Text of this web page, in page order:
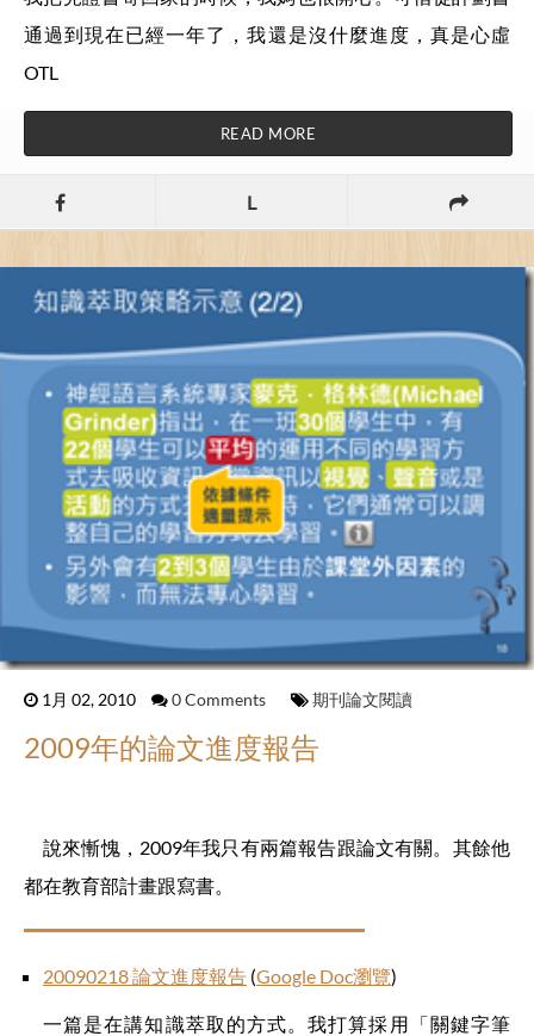
通過到現在已經一年了，我還是沒什麼進度，真是心虛
OTL
READ MORE
L
1月 02, 2010 0 Comments 期刊論文閱讀
2009年的論文進度報告
說來慚愧，2009年我只有兩篇報告跟論文有關。其餘他
都在教育部計畫跟寫書。
20090218 論文進度報告 (Google Doc瀏覽)
一篇是在講知識萃取的方式。我打算採用「關鍵字筆